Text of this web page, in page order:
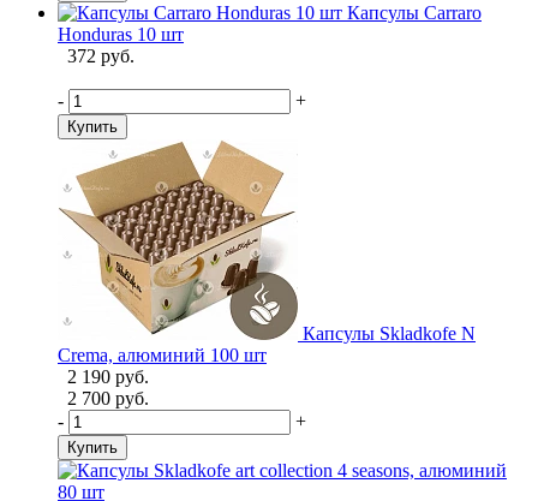
Капсулы Carraro
Honduras 10 шт
372 руб.
- +
Купить
Капсулы Skladkofe N
Crema, алюминий 100 шт
2 190 руб.
2 700 руб.
-
+
Купить